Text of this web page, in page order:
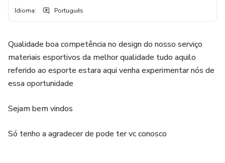
Idioma: Português
Qualidade boa competência no design do nosso serviço
materiais esportivos da melhor qualidade tudo aquilo
referido ao esporte estara aqui venha experimentar nós de
essa oportunidade
Sejam bem vindos
Só tenho a agradecer de pode ter vc conosco